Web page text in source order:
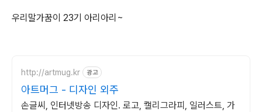
우리말가꿈이 23기 아리아리~
http://artmug.kr 광고
아트머그 - 디자인 외주
손글씨, 인터넷방송 디자인. 로고, 캘리그라피, 일러스트, 가